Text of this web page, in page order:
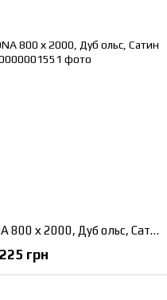
Дверное полотно LEONA 800 х 2000, Дуб ольс, Сатин белый
грн